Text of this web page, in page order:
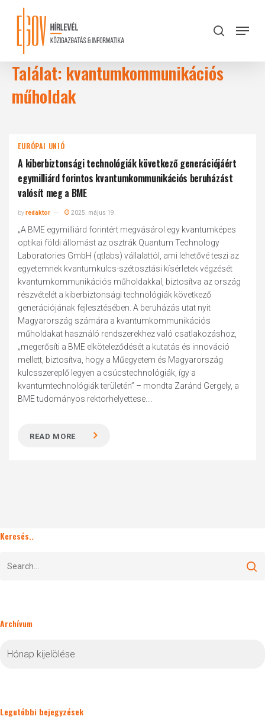
content
search
Menu
Találat: kvantumkommunikációs
műholdak
EURÓPAI UNIÓ
A kiberbiztonsági technológiák következő generációjáért
egymilliárd forintos kvantumkommunikációs beruházást
valósít meg a BME
byredaktor 2025. május 19.
„A BME egymilliárd forintért megvásárol egy kvantumképes
optikai földi állomást az osztrák Quantum Technology
Laboratories GmbH (qtlabs) vállalattól, ami lehetővé teszi az
egyetemnek kvantumkulcs-szétosztási kísérletek végzését
kvantumkommunikációs műholdakkal, biztosítva az ország
részvételét a kiberbiztonsági technológiák következő
generációjának fejlesztésében. A beruházás utat nyit
Magyarország számára a kvantumkommunikációs
műholdakat használó rendszerekhez való csatlakozáshoz,
„megerősíti a BME elköteleződését a kutatás és innováció
mellett, biztosítva, hogy a Műegyetem és Magyarország
kulcsszereplő legyen a csúcstechnológiák, így a
kvantumtechnológiák területén” – mondta Zaránd Gergely, a
BME tudományos rektorhelyettese....
READ MORE
Keresés..
Archívum
Legutóbbi bejegyzések
Close